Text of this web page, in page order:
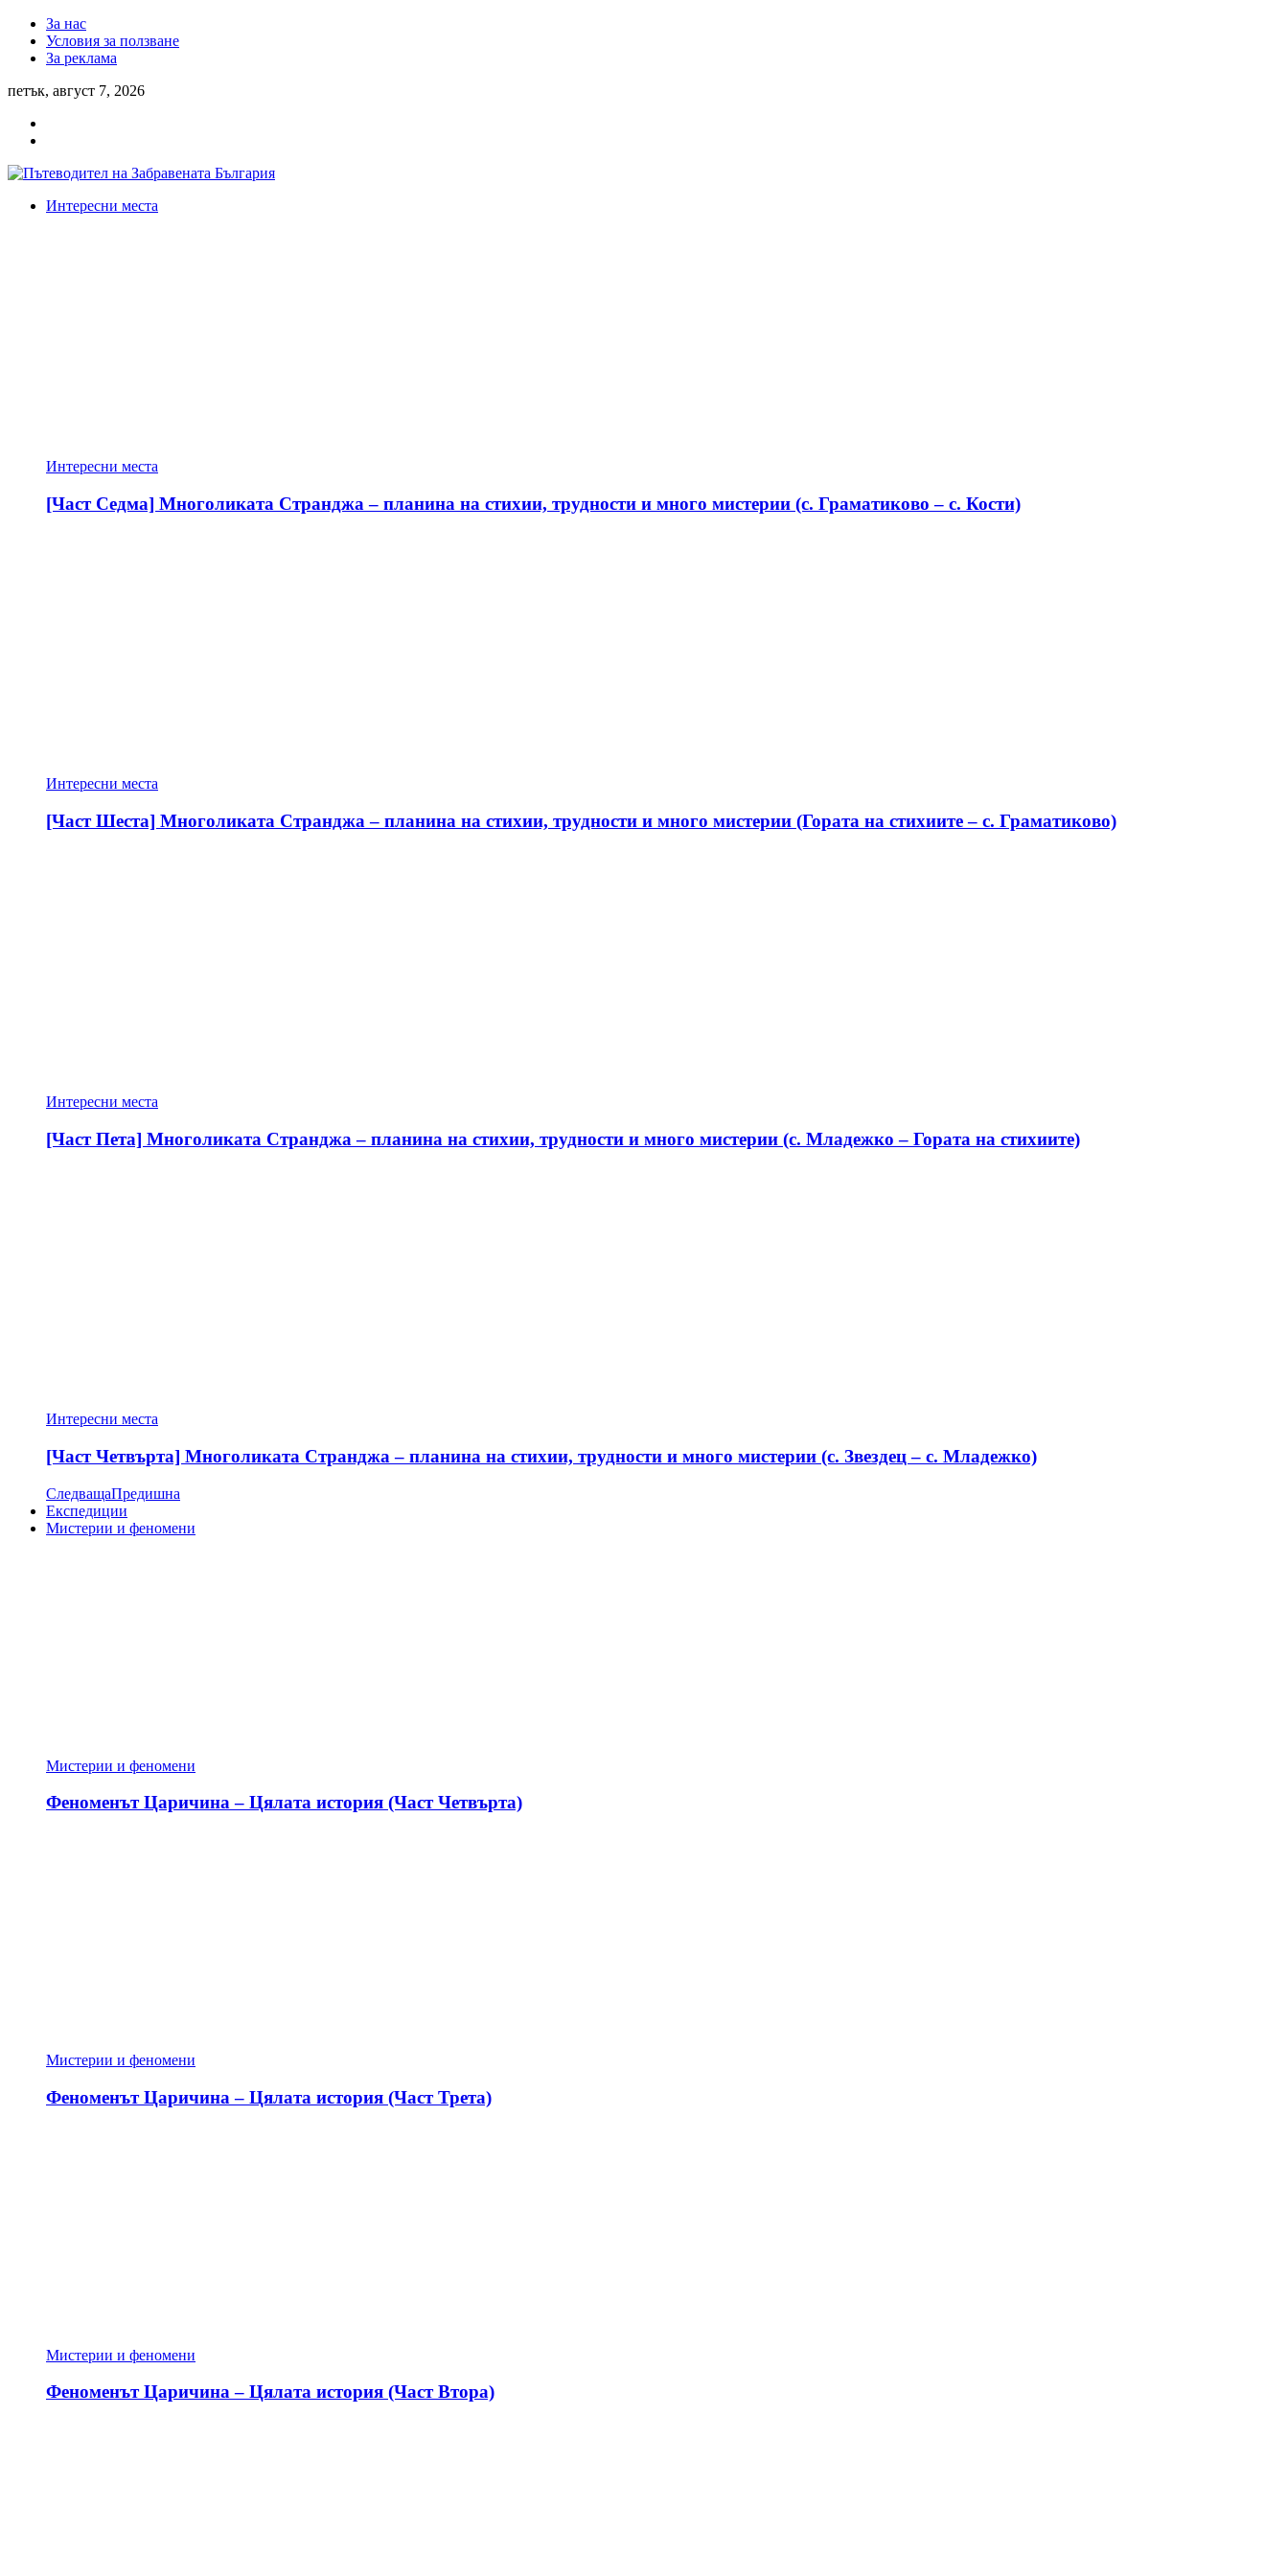
За нас
Условия за ползване
За реклама
петък, август 7, 2026
Интересни места
Интересни места
[Част Седма] Многоликата Странджа – планина на стихии, трудности и много мистерии (с. Граматиково – с. Кости)
Интересни места
[Част Шеста] Многоликата Странджа – планина на стихии, трудности и много мистерии (Гората на стихиите – с. Граматиково)
Интересни места
[Част Пета] Многоликата Странджа – планина на стихии, трудности и много мистерии (с. Младежко – Гората на стихиите)
Интересни места
[Част Четвърта] Многоликата Странджа – планина на стихии, трудности и много мистерии (с. Звездец – с. Младежко)
СледващаПредишна
Експедиции
Мистерии и феномени
Мистерии и феномени
Феноменът Царичина – Цялата история (Част Четвърта)
Мистерии и феномени
Феноменът Царичина – Цялата история (Част Трета)
Мистерии и феномени
Феноменът Царичина – Цялата история (Част Втора)